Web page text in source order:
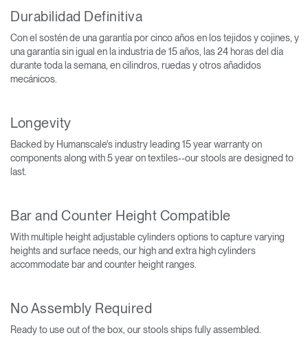
Durabilidad Definitiva
Con el sostén de una garantía por cinco años en los tejidos y cojines, y
una garantía sin igual en la industria de 15 años, las 24 horas del día
durante toda la semana, en cilindros, ruedas y otros añadidos
mecánicos.
Longevity
Backed by Humanscale's industry leading 15 year warranty on
components along with 5 year on textiles--our stools are designed to
last.
Bar and Counter Height Compatible
With multiple height adjustable cylinders options to capture varying
heights and surface needs, our high and extra high cylinders
accommodate bar and counter height ranges.
No Assembly Required
Ready to use out of the box, our stools ships fully assembled.